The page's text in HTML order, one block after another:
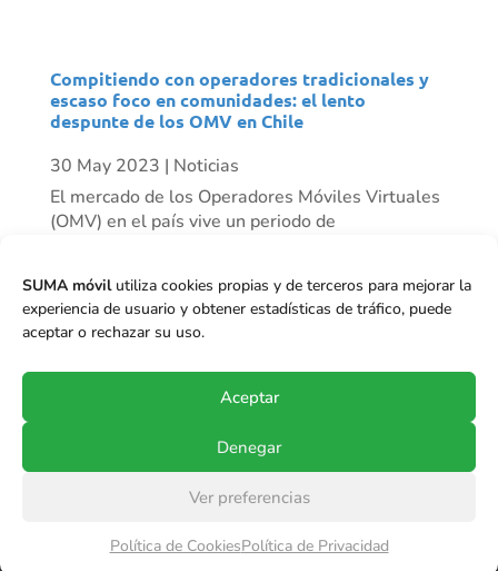
SUMA móvilutiliza cookies propias y de terceros para mejorar la
experiencia de usuario y obtener estadísticas de tráfico, puede
aceptar o rechazar su uso.
Aceptar
Denegar
Ver preferencias
Política de CookiesPolítica de Privacidad
Compitiendo con operadores tradicionales y
escaso foco en comunidades: el lento
despunte de los OMV en Chile
30 May 2023 | Noticias
El mercado de los Operadores Móviles Virtuales
(OMV) en el país vive un periodo de
Mundo Móvil que ha tenido un crecimiento
importante de clientes en el último tiempo, y se
proyecta...
Todos los derechos reservados.